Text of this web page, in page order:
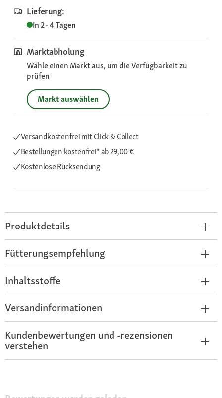
Lieferung:
In 2 - 4 Tagen
Marktabholung
Wähle einen Markt aus, um die Verfügbarkeit zu
prüfen
Markt auswählen
Versandkostenfrei mit Click & Collect
Bestellungen kostenfrei*ab 29,00 €
Kostenlose Rücksendung
Produktdetails
Fütterungsempfehlung
Inhaltsstoffe
Versandinformationen
Kundenbewertungen und -rezensionen
verstehen